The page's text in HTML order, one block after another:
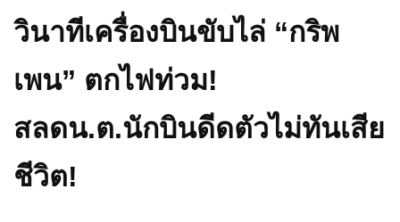
วินาทีเครื่องบินขับไล่ “กริพ
เพน” ตกไฟท่วม!
สลดน.ต.นักบินดีดตัวไม่ทันเสีย
ชีวิต!